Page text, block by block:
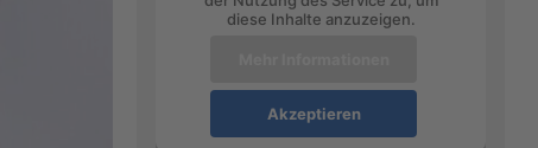
diese Inhalte anzuzeigen.
Akzeptieren